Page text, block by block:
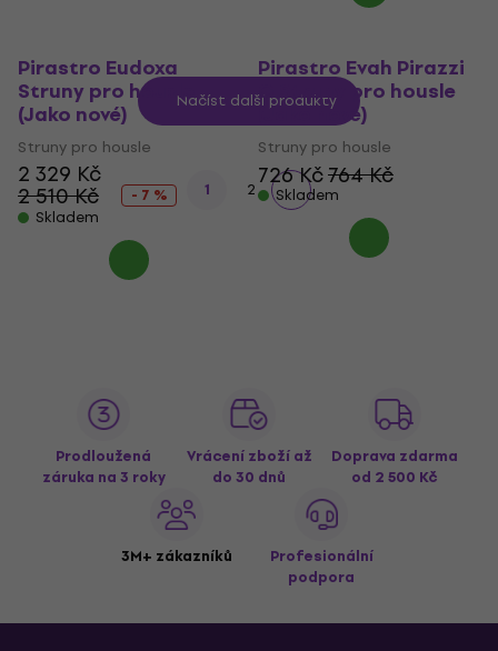
Pirastro Eudoxa
Struny pro housle
(Jako nové)
Struny pro housle
2 329 Kč
2 510 Kč
- 7 %
Skladem
Pirastro Evah Pirazzi
G Struny pro housle
(Jako nové)
Struny pro housle
726 Kč764 Kč
Skladem
Načíst další produkty
1 2
Prodloužená
záruka na 3 roky
Vrácení zboží až
do 30 dnů
Doprava zdarma
od 2 500 Kč
3M+ zákazníků
Profesionální
podpora